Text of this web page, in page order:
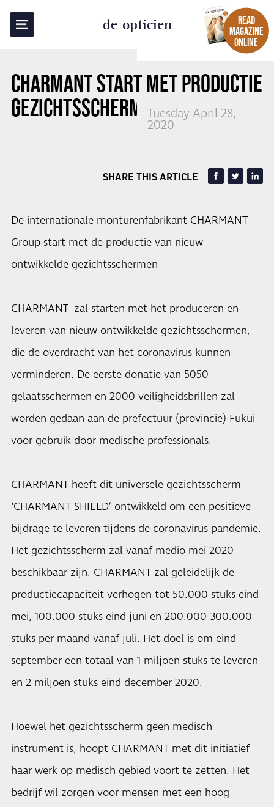
de opticien
READ
MAGAZINE
ONLINE
CHARMANT START MET PRODUCTIE
GEZICHTSSCHERMENTuesday April 28,
2020
BACK TO OVERVIEW
SHARE THIS ARTICLE
De internationale monturenfabrikant CHARMANT
Group start met de productie van nieuw
ontwikkelde gezichtsschermen
CHARMANT zal starten met het produceren en
leveren van nieuw ontwikkelde gezichtsschermen,
die de overdracht van het coronavirus kunnen
verminderen. De eerste donatie van 5050
gelaatsschermen en 2000 veiligheidsbrillen zal
worden gedaan aan de prefectuur (provincie) Fukui
voor gebruik door medische professionals.
CHARMANT heeft dit universele gezichtsscherm
‘CHARMANT SHIELD’ ontwikkeld om een positieve
bijdrage te leveren tijdens de coronavirus pandemie.
Het gezichtsscherm zal vanaf medio mei 2020
beschikbaar zijn. CHARMANT zal geleidelijk de
productiecapaciteit verhogen tot 50.000 stuks eind
mei, 100.000 stuks eind juni en 200.000-300.000
stuks per maand vanaf juli. Het doel is om eind
september een totaal van 1 miljoen stuks te leveren
en 2 miljoen stuks eind december 2020.
Hoewel het gezichtsscherm geen medisch
instrument is, hoopt CHARMANT met dit initiatief
haar werk op medisch gebied voort te zetten. Het
bedrijf wil zorgen voor mensen met een hoog